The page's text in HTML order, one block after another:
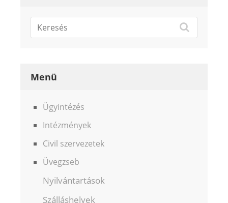
Menü
Ügyintézés
Intézmények
Civil szervezetek
Üvegzseb
Nyilvántartások
Szálláshelyek